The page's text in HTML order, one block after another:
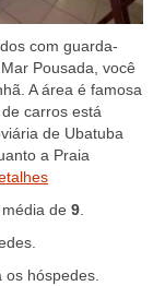
com guarda-
Pousada, você
A área é famosa
carros está
de Ubatuba
a Praia
de 9.
os hóspedes.